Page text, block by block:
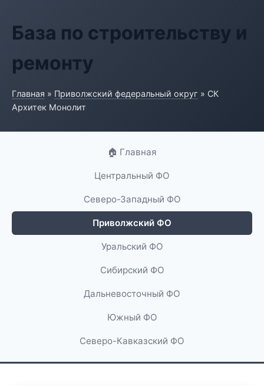
База по строительству и
ремонту
Главная » Приволжский федеральный округ » СК
Архитек Монолит
🏠 Главная
Центральный ФО
Северо-Западный ФО
Приволжский ФО
Уральский ФО
Сибирский ФО
Дальневосточный ФО
Южный ФО
Северо-Кавказский ФО